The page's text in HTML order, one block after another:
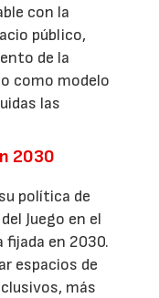
con la
público,
de la
como modelo
las
2030
política de
Juego en el
fijada en 2030.
espacios de
más